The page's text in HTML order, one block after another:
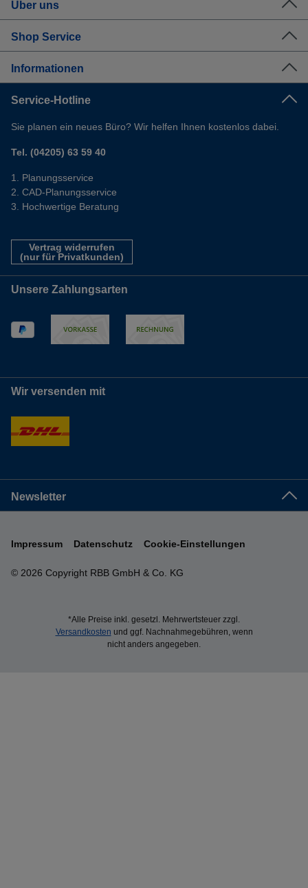
Über uns
Shop Service
Informationen
Service-Hotline
Sie planen ein neues Büro? Wir helfen Ihnen kostenlos dabei.
Tel. (04205) 63 59 40
Planungsservice
CAD-Planungsservice
Hochwertige Beratung
Vertrag widerrufen
(nur für Privatkunden)
Unsere Zahlungsarten
Wir versenden mit
Newsletter
© 2026 Copyright RBB GmbH & Co. KG
Impressum Datenschutz Cookie-Einstellungen
*Alle Preise inkl. gesetzl. Mehrwertsteuer zzgl.
Versandkosten und ggf. Nachnahmegebühren, wenn
nicht anders angegeben.